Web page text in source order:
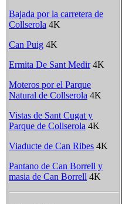
Bajada por la carretera de
Collserola 4K
Can Puig 4K
Ermita De Sant Medir4K
Moteros por el Parque
Natural de Collserola 4K
Vistas de Sant Cugat y
Parque de Collserola 4K
Viaducte de Can Ribes 4K
Pantano de Can Borrell y
masia de Can Borrell 4K